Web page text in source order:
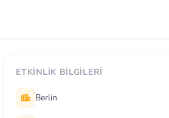
ETKINLIK BILGILERI
Berlin